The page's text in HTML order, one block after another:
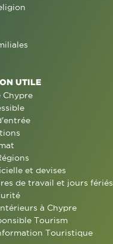
UTILE
Chypre
et devises
de travail et jours fériés
à Chypre
Tourism
Touristique